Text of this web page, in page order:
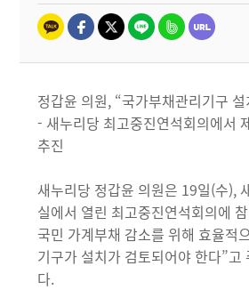
정갑윤 의원, “국가부채관리기구
- 새누리당 최고중진연석회의에서
추진
새누리당 정갑윤 의원은 19일(수),
실에서 열린 최고중진연석회의에
국민 가계부채 감소를 위해 효율적
기구가 설치가 검토되어야 한다”고
다.